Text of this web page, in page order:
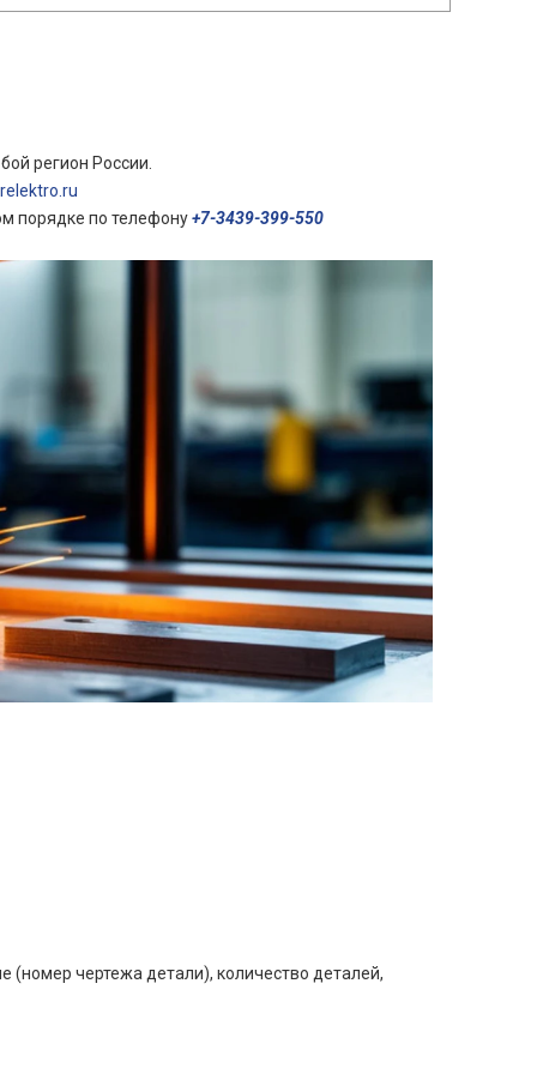
регион России.
порядке по телефону+7-3439-399-550
(номер чертежа детали), количество деталей,